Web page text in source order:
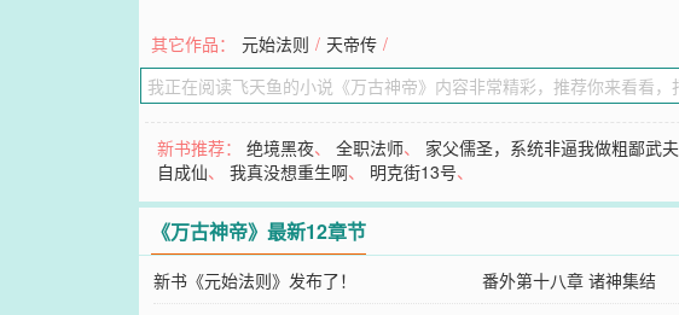
其它作品： 元始法则 / 天帝传 /
新书推荐：绝境黑夜、全职法师、 家父儒圣，系统非逼我做粗鄙武夫
自成仙、我真没想重生啊、 明克街13号、
《万古神帝》最新12章节
新书《元始法则》发布了！ 番外第十八章 诸神集结